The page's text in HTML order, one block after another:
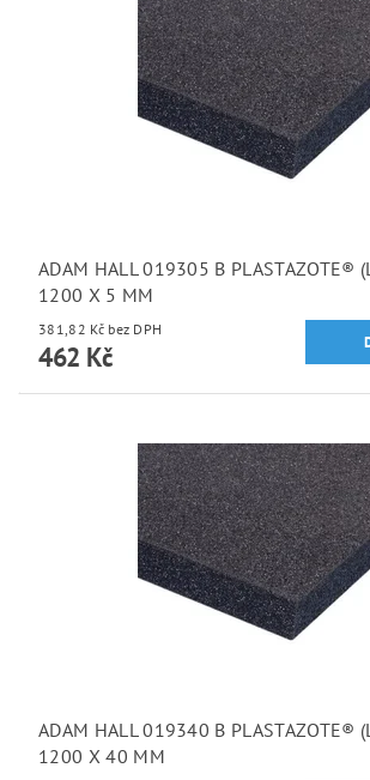
ADAM HALL 019305 B PLASTAZOTE®
1200 X 5 MM
381,82 Kč bez DPH
462 Kč
ADAM HALL 019340 B PLASTAZOTE®
1200 X 40 MM